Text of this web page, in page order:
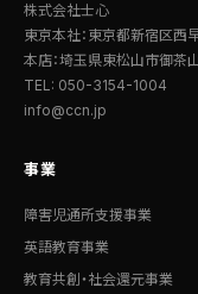
株式会社士心
東京本社：東京都新宿区
本店：埼玉県東松山市御茶
TEL: 050-3154-1004
info@ccn.jp
事業
障害児通所支援事業
英語教育事業
教育共創・社会還元事業